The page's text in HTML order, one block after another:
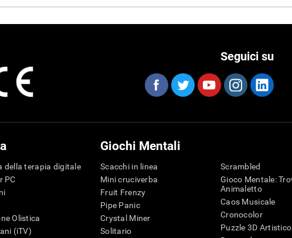
Seguici su
della terapia digitale
PC
Olistica
(iTV)
Giochi Mentali
Scacchi in linea
Mini cruciverba
Fruit Frenzy
Pipe Panic
Crystal Miner
Solitario
Scrambled
Gioco Mentale:
Animaletto
Caos Musicale
Cronocolor
Puzzle 3D Artistico